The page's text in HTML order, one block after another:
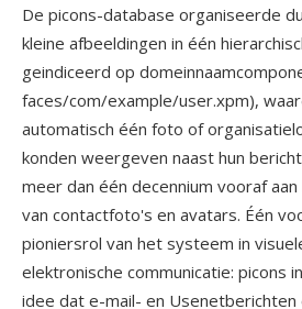
De picons-database organiseerde
kleine afbeeldingen in één
geindiceerd op
faces/com/example/user.xpm),
automatisch één foto of
konden weergeven naast hun
meer dan één decennium vooraf
van contactfoto's en avatars. Één
pioniersrol van het systeem in
elektronische communicatie: picons
idee dat e-mail- en